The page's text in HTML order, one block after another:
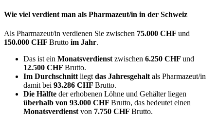
Wie viel verdient man als Pharmazeut/in in der Schweiz
Als Pharmazeut/in verdienen Sie zwischen 75.000 CHF und
150.000 CHF Brutto im Jahr.
Das ist ein Monatsverdienst zwischen 6.250 CHF und
12.500 CHF Brutto.
Im Durchschnitt liegt das Jahresgehalt als Pharmazeut/in
damit bei 93.286 CHF Brutto.
Die Hälfte der erhobenen Löhne und Gehälter liegen
überhalb von 93.000 CHF Brutto, das bedeutet einen
Monatsverdienst von 7.750 CHF Brutto.